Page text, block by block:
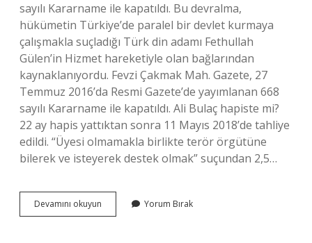
sayılı Kararname ile kapatıldı. Bu devralma,
hükümetin Türkiye’de paralel bir devlet kurmaya
çalışmakla suçladığı Türk din adamı Fethullah
Gülen’in Hizmet hareketiyle olan bağlarından
kaynaklanıyordu. Fevzi Çakmak Mah. Gazete, 27
Temmuz 2016’da Resmi Gazete’de yayımlanan 668
sayılı Kararname ile kapatıldı. Ali Bulaç hapiste mi?
22 ay hapis yattıktan sonra 11 Mayıs 2018’de tahliye
edildi. “Üyesi olmamakla birlikte terör örgütüne
bilerek ve isteyerek destek olmak” suçundan 2,5…
Devamını okuyun
Gazetesi
Yorum Bırak